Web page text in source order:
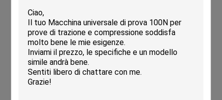
e un telaio di controllo.
Il supporto di arrotolamento è installato a circa 2,5
metri di distanza dal lato opposto del supporto per
il campione.
La corda di filo tira il sacchetto di tiro al motore di
riduzione in basso del telaio a rotolamento.
La scatola di controllo controlla manualmente la
macchina di arrotolamento per sollevare il